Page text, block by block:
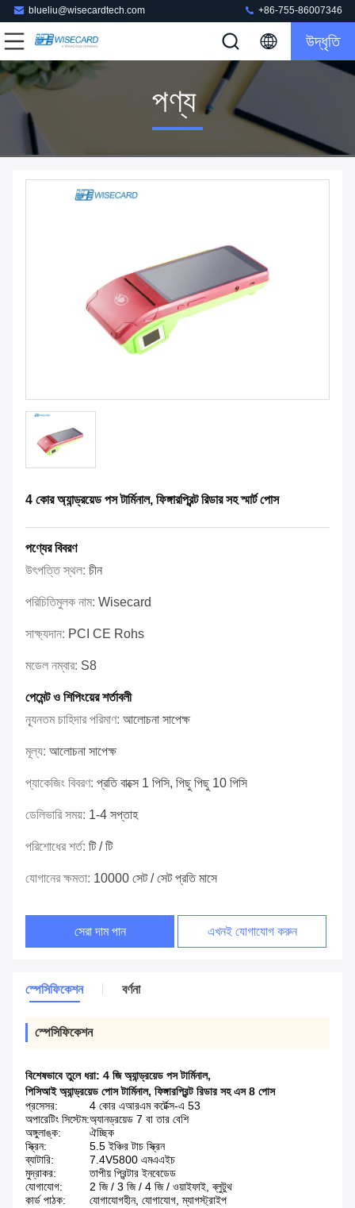
blueliu@wisecardtech.com +86-755-86007346
উদ্ধৃতি
পণ্য
4 কোর অ্যান্ড্রয়েড পস টার্মিনাল, ফিঙ্গারপ্রিন্ট রিডার সহ স্মার্ট পোস
পণ্যের বিবরণ
উৎপত্তি স্থল: চীন
পরিচিতিমুলক নাম: Wisecard
সাক্ষ্যদান: PCI CE Rohs
মডেল নম্বার: S8
পেমেন্ট ও শিপিংয়ের শর্তাবলী
ন্যূনতম চাহিদার পরিমাণ: আলোচনা সাপেক্ষ
মূল্য: আলোচনা সাপেক্ষ
প্যাকেজিং বিবরণ: প্রতি বাক্সে 1 পিসি, পিছু পিছু 10 পিসি
ডেলিভারি সময়: 1-4 সপ্তাহ
পরিশোধের শর্ত: টি / টি
যোগানের ক্ষমতা: 10000 সেট / সেট প্রতি মাসে
সেরা দাম পান এখনই যোগাযোগ করুন
স্পেসিফিকেশন বর্ণনা
স্পেসিফিকেশন
বিশেষভাবে তুলে ধরা: 4 জি অ্যান্ড্রয়েড পস টার্মিনাল,
পিসিআই অ্যান্ড্রয়েড পোস টার্মিনাল, ফিঙ্গারপ্রিন্ট রিডার সহ এস 8 পোস
প্রসেসর:
4 কোর এআরএম কর্টেক্স-এ 53
অপারেটিং সিস্টেম:অ্যানড্রয়েড 7 বা তার বেশি
অঙ্গুলাঙ্ক:
ঐচ্ছিক
স্ক্রিন:
5.5 ইঞ্চির টাচ স্ক্রিন
ব্যাটারি:
7.4V5800 এমএএইচ
মুদ্রাকর:
তাপীয় প্রিন্টার ইনবেডেড
যোগাযোগ:
2 জি / 3 জি / 4 জি / ওয়াইফাই, ব্লুটুথ
কার্ড পাঠক:
যোগাযোগহীন, যোগাযোগ, ম্যাগস্ট্রাইপ